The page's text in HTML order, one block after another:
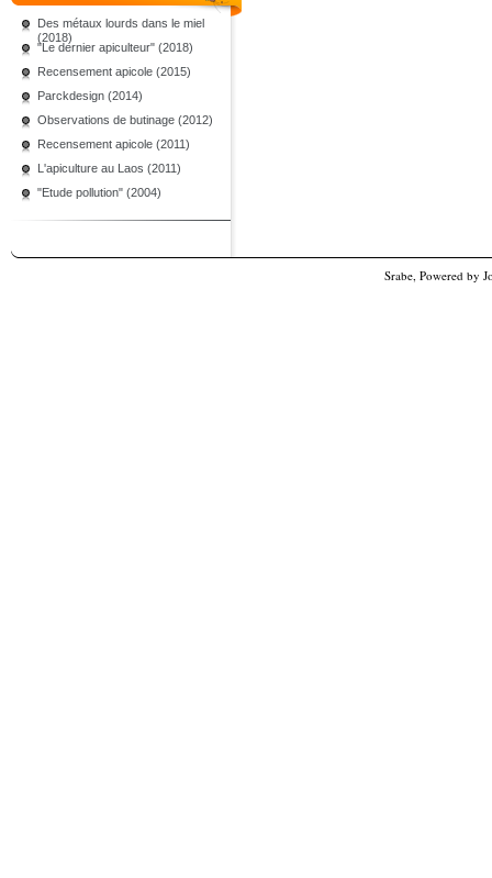
Des métaux lourds dans le miel
(2018)
"Le dernier apiculteur" (2018)
Recensement apicole (2015)
Parckdesign (2014)
Observations de butinage (2012)
Recensement apicole (2011)
L'apiculture au Laos (2011)
"Etude pollution" (2004)
Srabe, Powered by